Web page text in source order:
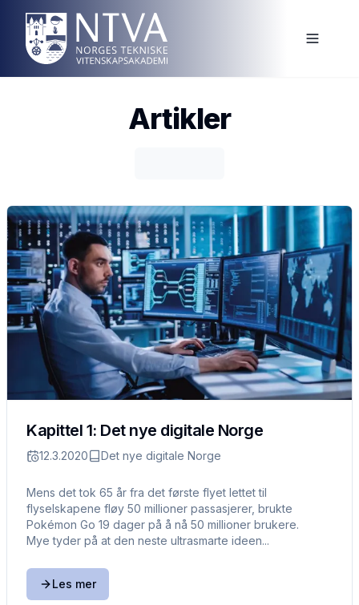
Artikler
Kapittel 1: Det nye digitale Norge
12.3.2020 Det nye digitale Norge
Mens det tok 65 år fra det første flyet lettet til
flyselskapene fløy 50 millioner passasjerer, brukte
Pokémon Go 19 dager på å nå 50 millioner brukere.
Mye tyder på at den neste ultrasmarte ideen...
Les mer